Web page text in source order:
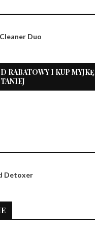
Duo
RABATOWY I KUP MYJKĘ
Detoxer